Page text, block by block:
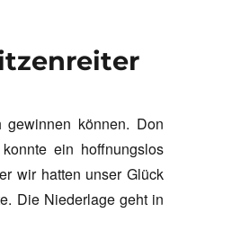
können. Don
ein hoffnungslos
wir hatten unser Glück
Die Niederlage geht in